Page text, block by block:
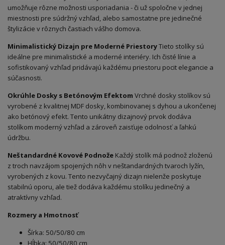
umožňuje rôzne možnosti usporiadania - či už spoločne v jednej
miestnosti pre súdržný vzhľad, alebo samostatne pre jedinečné
štylizácie v rôznych častiach vášho domova.
Minimalistický Dizajn pre Moderné PriestoryTieto stolíky sú
ideálne pre minimalistické a moderné interiéry. Ich čisté línie a
sofistikovaný vzhľad pridávajú každému priestoru pocit elegancie a
súčasnosti.
Okrúhle Dosky s Betónovým Efektom Vrchné dosky stolíkov sú
vyrobené z kvalitnej MDF dosky, kombinovanej s dyhou a ukončenej
ako betónový efekt. Tento unikátny dizajnový prvok dodáva
stolíkom moderný vzhľad a zároveň zaisťuje odolnosť a ľahkú
údržbu.
Neštandardné Kovové Podnože Každý stolík má podnož zloženú
z troch navzájom spojených nôh v neštandardných tvaroch lyžín,
vyrobených z kovu. Tento nezvyčajný dizajn nielenže poskytuje
stabilnú oporu, ale tiež dodáva každému stolíku jedinečný a
atraktívny vzhľad.
Rozmery a Hmotnosť
Šírka: 50/50/80 cm
Hĺbka: 50/50/80 cm